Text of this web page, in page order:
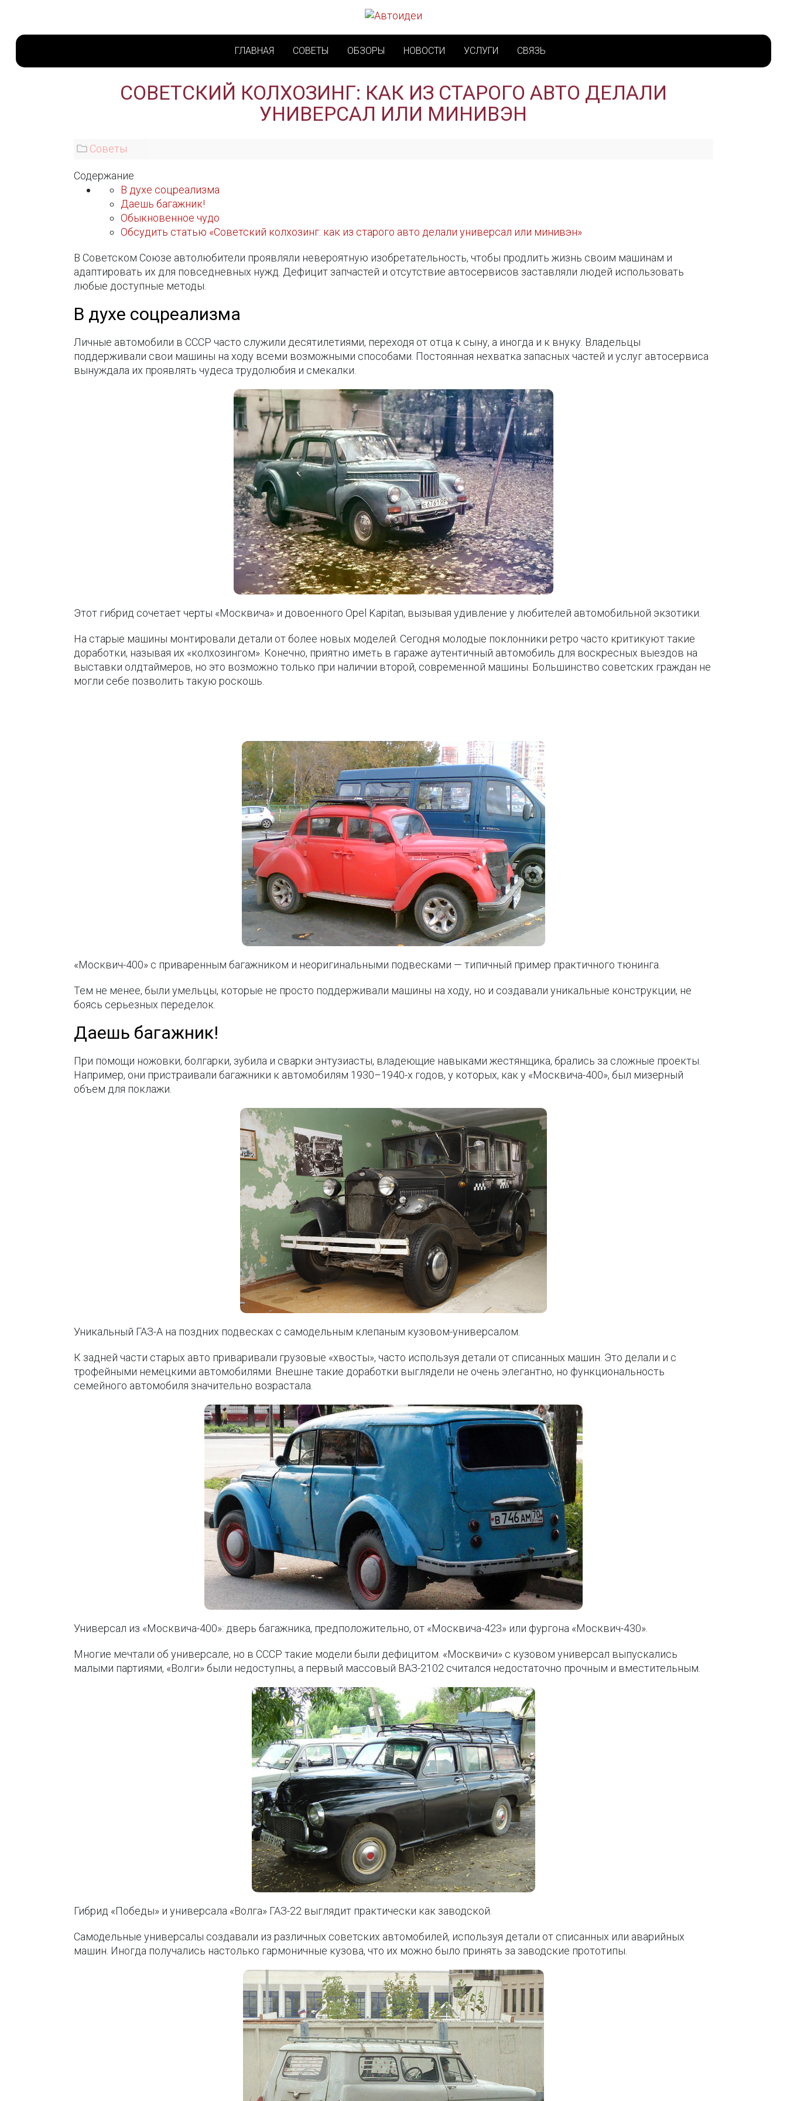
ГЛАВНАЯ СОВЕТЫ ОБЗОРЫ НОВОСТИ УСЛУГИ СВЯЗЬ
СОВЕТСКИЙ КОЛХОЗИНГ: КАК ИЗ СТАРОГО АВТО ДЕЛАЛИ
УНИВЕРСАЛ ИЛИ МИНИВЭН
Советы
Содержание
В духе соцреализма
Даешь багажник!
Обыкновенное чудо
Обсудить статью «Советский колхозинг: как из старого авто делали универсал или минивэн»
В Советском Союзе автолюбители проявляли невероятную изобретательность, чтобы продлить жизнь своим машинам и
адаптировать их для повседневных нужд. Дефицит запчастей и отсутствие автосервисов заставляли людей использовать
любые доступные методы.
В духе соцреализма
Личные автомобили в СССР часто служили десятилетиями, переходя от отца к сыну, а иногда и к внуку. Владельцы
поддерживали свои машины на ходу всеми возможными способами. Постоянная нехватка запасных частей и услуг автосервиса
вынуждала их проявлять чудеса трудолюбия и смекалки.
Этот гибрид сочетает черты «Москвича» и довоенного Opel Kapitan, вызывая удивление у любителей автомобильной экзотики.
На старые машины монтировали детали от более новых моделей. Сегодня молодые поклонники ретро часто критикуют такие
доработки, называя их «колхозингом». Конечно, приятно иметь в гараже аутентичный автомобиль для воскресных выездов на
выставки олдтаймеров, но это возможно только при наличии второй, современной машины. Большинство советских граждан не
могли себе позволить такую роскошь.
«Москвич-400» с приваренным багажником и неоригинальными подвесками — типичный пример практичного тюнинга.
Тем не менее, были умельцы, которые не просто поддерживали машины на ходу, но и создавали уникальные конструкции, не
боясь серьезных переделок.
Даешь багажник!
При помощи ножовки, болгарки, зубила и сварки энтузиасты, владеющие навыками жестянщика, брались за сложные проекты.
Например, они пристраивали багажники к автомобилям 1930–1940-х годов, у которых, как у «Москвича-400», был мизерный
объем для поклажи.
Уникальный ГАЗ-А на поздних подвесках с самодельным клепаным кузовом-универсалом.
К задней части старых авто приваривали грузовые «хвосты», часто используя детали от списанных машин. Это делали и с
трофейными немецкими автомобилями. Внешне такие доработки выглядели не очень элегантно, но функциональность
семейного автомобиля значительно возрастала.
Универсал из «Москвича-400»: дверь багажника, предположительно, от «Москвича-423» или фургона «Москвич-430».
Многие мечтали об универсале, но в СССР такие модели были дефицитом. «Москвичи» с кузовом универсал выпускались
малыми партиями, «Волги» были недоступны, а первый массовый ВАЗ-2102 считался недостаточно прочным и вместительным.
Гибрид «Победы» и универсала «Волга» ГАЗ-22 выглядит практически как заводской.
Самодельные универсалы создавали из различных советских автомобилей, используя детали от списанных или аварийных
машин. Иногда получались настолько гармоничные кузова, что их можно было принять за заводские прототипы.